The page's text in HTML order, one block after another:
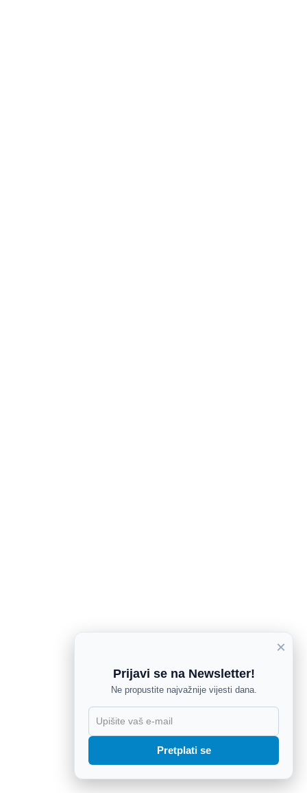
×
Prijavi se na Newsletter!
Ne propustite najvažnije vijesti dana.
Pretplati se